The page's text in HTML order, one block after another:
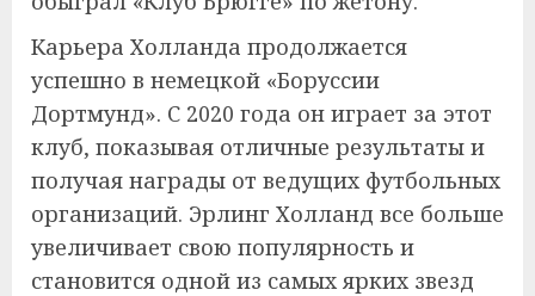
Карьера Холланда продолжается
успешно в немецкой «Боруссии
Дортмунд». С 2020 года он играет за этот
клуб, показывая отличные результаты и
получая награды от ведущих футбольных
организаций. Эрлинг Холланд все больше
увеличивает свою популярность и
становится одной из самых ярких звезд